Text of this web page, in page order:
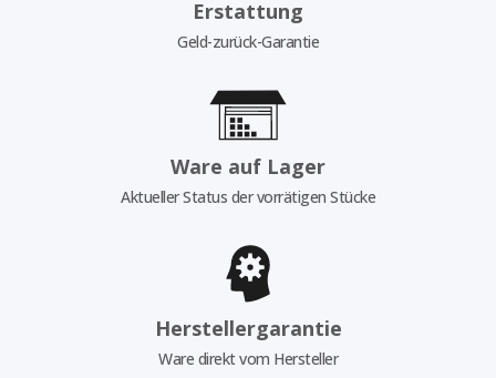
Erstattung
Geld-zurück-Garantie
Ware auf Lager
Aktueller Status der vorrätigen Stücke
Herstellergarantie
Ware direkt vom Hersteller